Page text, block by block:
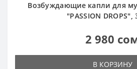
Возбуждающие капли для
"PASSION
2 980
В КОРЗИНУ